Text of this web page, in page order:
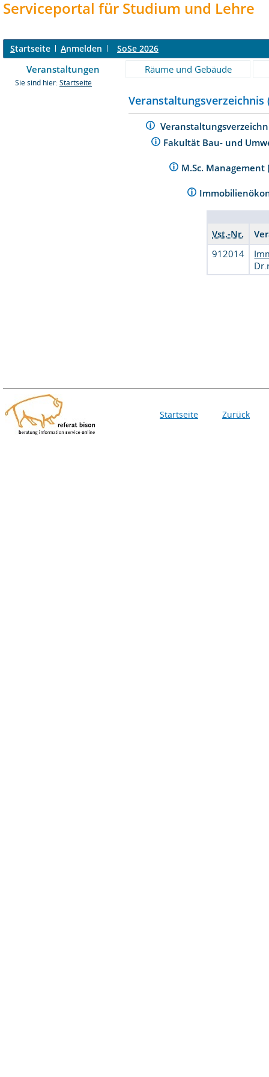
Serviceportal für Studium und Lehre
Startseite Anmelden SoSe 2026
Veranstaltungen Räume und Gebäude
Sie sind hier: Startseite
Veranstaltungsverzeichnis
Fakultät Bau- und
M.Sc.
Vst.-Nr.
912014
Startseite Zurück